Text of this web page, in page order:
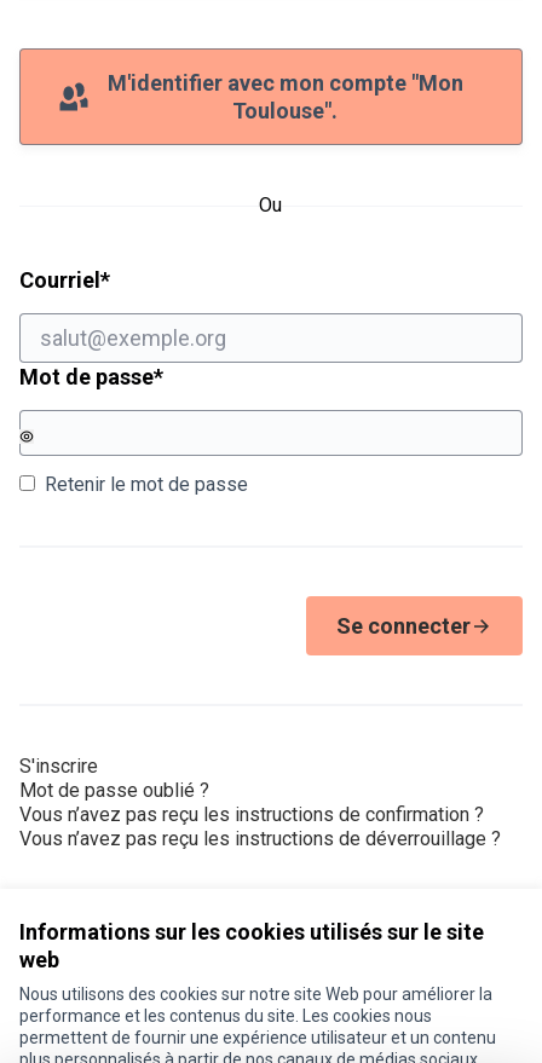
Informations sur les cookies utilisés sur le site
web
Nous utilisons des cookies sur notre site Web pour améliorer la
performance et les contenus du site. Les cookies nous
permettent de fournir une expérience utilisateur et un contenu
M'identifier avec mon compte "Mon
Toulouse".
Ou
Courriel *Champ obligatoire
Mot de passe*Champ obligatoire
Retenir le mot de passe
Se connecter
S'inscrire
Mot de passe oublié ?
Vous n’avez pas reçu les instructions de confirmation ?
Vous n’avez pas reçu les instructions de déverrouillage ?
Conditions d'utilisation
Paramètres des cookies
Je participe ! sur X
Je participe ! sur Facebook
Je participe ! sur Instagram